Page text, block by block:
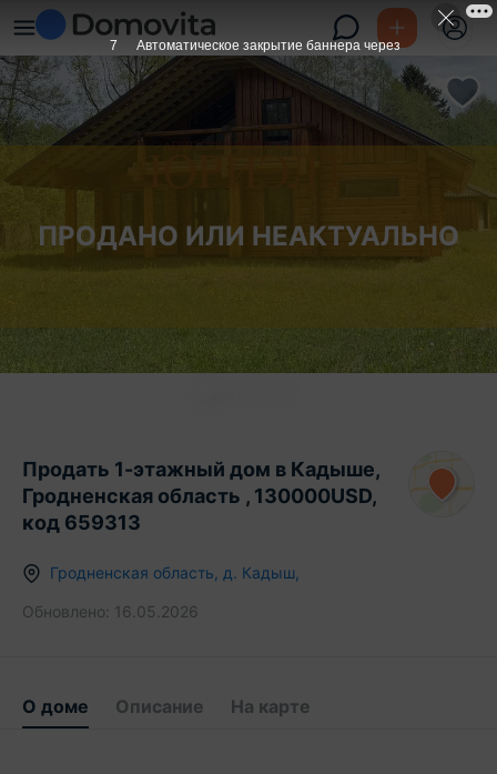
ПРОДАНО ИЛИ НЕАКТУАЛЬНО
Продать 1-этажный дом в Кадыше,
Гродненская область , 130000USD,
код 659313
Гродненская область д. Кадыш
Обновлено: 16.05.2026
О доме Описание На карте
6 Автоматическое закрытие баннера через